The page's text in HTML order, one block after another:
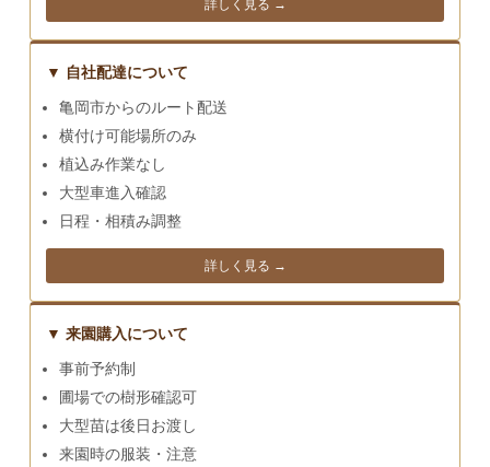
詳しく見る →
▼ 自社配達について
亀岡市からのルート配送
横付け可能場所のみ
植込み作業なし
大型車進入確認
日程・相積み調整
詳しく見る →
▼ 来園購入について
事前予約制
圃場での樹形確認可
大型苗は後日お渡し
来園時の服装・注意